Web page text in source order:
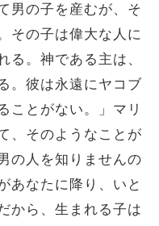
男の子を産むが、そ
その子は偉大な人に
る。神である主は、
。彼は永遠にヤコブ
ことがない。」マリ
、そのようなことが
の人を知りませんの
あなたに降り、いと
から、生まれる子は